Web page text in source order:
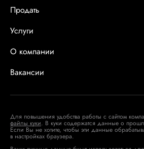
Продать
Услуги
О компании
Вакансии
Для повышения удобства работы с сайтом
файлы куки. В куки содержатся данные о
Если Вы не хотите, чтобы эти данные
в настройках браузера.